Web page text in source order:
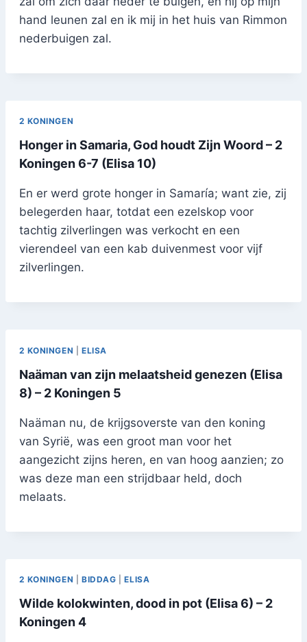
hand leunen zal en ik mij in het huis van Rimmon
nederbuigen zal.
2 KONINGEN
Honger in Samaria, God houdt Zijn Woord – 2
Koningen 6-7 (Elisa 10)
En er werd grote honger in Samaría; want zie, zij
belegerden haar, totdat een ezelskop voor
tachtig zilverlingen was verkocht en een
vierendeel van een kab duivenmest voor vijf
zilverlingen.
2 KONINGEN |ELISA
Naäman van zijn melaatsheid genezen (Elisa
8) – 2 Koningen 5
Naäman nu, de krijgsoverste van den koning
van Syrië, was een groot man voor het
aangezicht zijns heren, en van hoog aanzien; zo
was deze man een strijdbaar held, doch
melaats.
2 KONINGEN |BIDDAG |ELISA
Wilde kolokwinten, dood in pot (Elisa 6) – 2
Koningen 4